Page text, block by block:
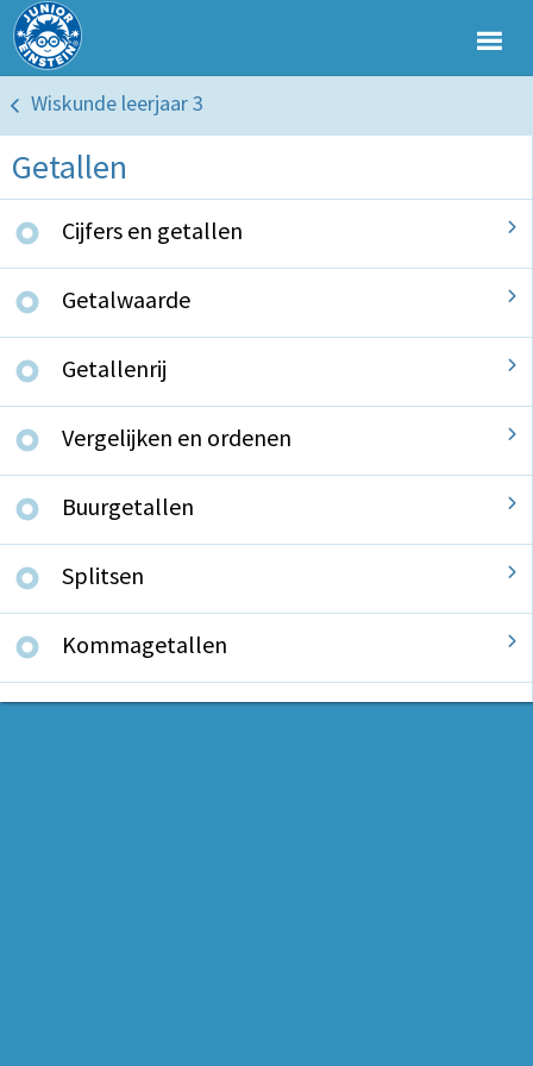
Wiskunde leerjaar 3
Getallen
Cijfers en getallen
Getalwaarde
Getallenrij
Vergelijken en ordenen
Buurgetallen
Splitsen
Kommagetallen